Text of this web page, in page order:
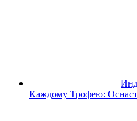
Каждому Трофею: